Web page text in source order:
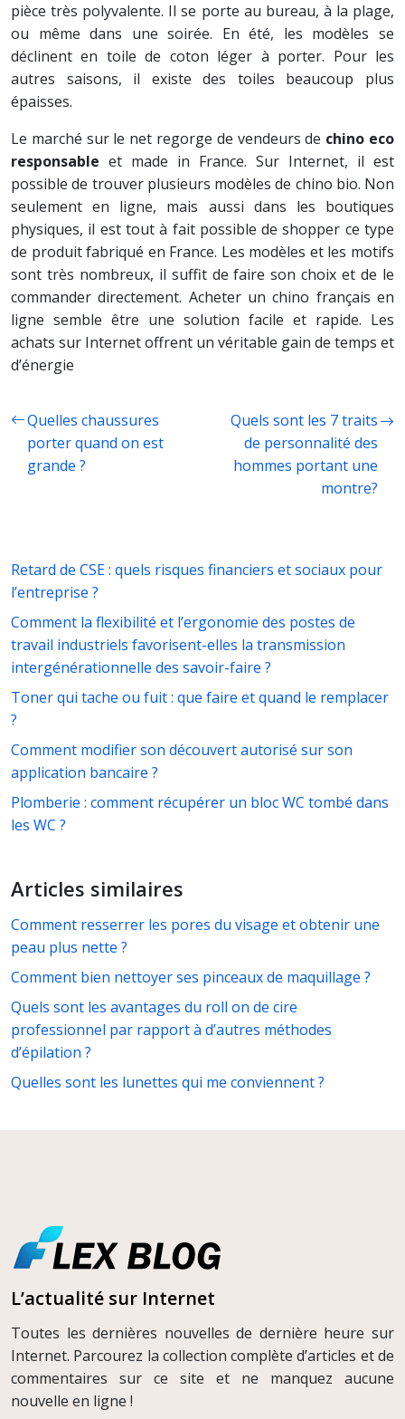
pièce très polyvalente. Il se porte au bureau, à la plage,
ou même dans une soirée. En été, les modèles se
déclinent en toile de coton léger à porter. Pour les
autres saisons, il existe des toiles beaucoup plus
épaisses.
Le marché sur le net regorge de vendeurs de chino eco
responsable et made in France. Sur Internet, il est
possible de trouver plusieurs modèles de chino bio. Non
seulement en ligne, mais aussi dans les boutiques
physiques, il est tout à fait possible de shopper ce type
de produit fabriqué en France. Les modèles et les motifs
sont très nombreux, il suffit de faire son choix et de le
commander directement. Acheter un chino français en
ligne semble être une solution facile et rapide. Les
achats sur Internet offrent un véritable gain de temps et
d’énergie
Quelles chaussures
porter quand on est
grande ?
Quels sont les 7 traits
de personnalité des
hommes portant une
montre?
Retard de CSE : quels risques financiers et sociaux pour
l’entreprise ?
Comment la flexibilité et l’ergonomie des postes de
travail industriels favorisent-elles la transmission
intergénérationnelle des savoir-faire ?
Toner qui tache ou fuit : que faire et quand le remplacer
?
Comment modifier son découvert autorisé sur son
application bancaire ?
Plomberie : comment récupérer un bloc WC tombé dans
les WC ?
Articles similaires
Comment resserrer les pores du visage et obtenir une
peau plus nette ?
Comment bien nettoyer ses pinceaux de maquillage ?
Quels sont les avantages du roll on de cire
professionnel par rapport à d’autres méthodes
d’épilation ?
Quelles sont les lunettes qui me conviennent ?
L’actualité sur Internet
Toutes les dernières nouvelles de dernière heure sur
Internet. Parcourez la collection complète d’articles et de
commentaires sur ce site et ne manquez aucune
nouvelle en ligne !